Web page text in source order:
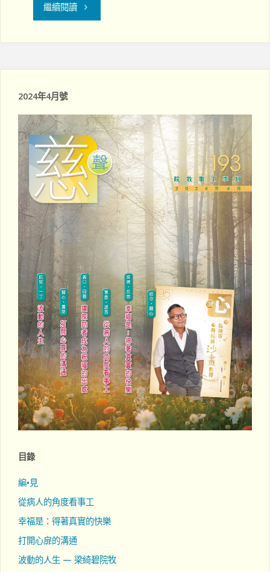
處"
繼續閱讀"沙
2024年4月號
目錄
編•見
從病人的角度看事工
幸福是：得著真實的快樂
打開心扉的溝通
波動的人生 — 梁綺碧院牧